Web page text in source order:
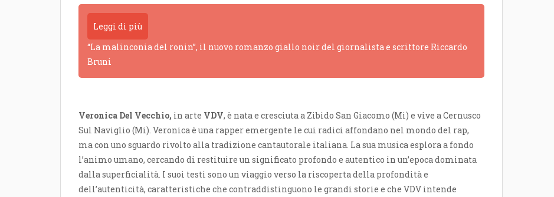
Leggi di più
“La malinconia del ronin”, il nuovo romanzo giallo noir del giornalista e scrittore Riccardo
Bruni
Veronica Del Vecchio, in arte VDV, è nata e cresciuta a Zibido San Giacomo (Mi) e vive a Cernusco
Sul Naviglio (Mi). Veronica è una rapper emergente le cui radici affondano nel mondo del rap,
ma con uno sguardo rivolto alla tradizione cantautorale italiana. La sua musica esplora a fondo
l’animo umano, cercando di restituire un significato profondo e autentico in un’epoca dominata
dalla superficialità. I suoi testi sono un viaggio verso la riscoperta della profondità e
dell’autenticità, caratteristiche che contraddistinguono le grandi storie e che VDV intende